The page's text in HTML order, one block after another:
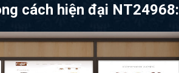
cách hiện đại NT24968: